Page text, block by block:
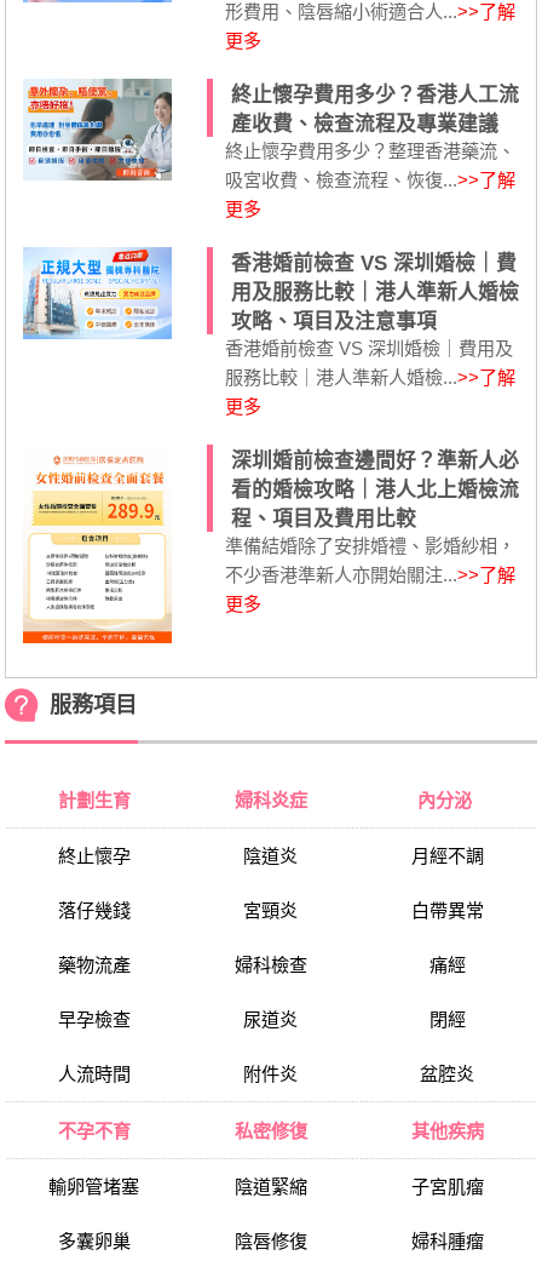
形費用、陰唇縮小術適合人...>>了解
更多
終止懷孕費用多少？香港人工流
產收費、檢查流程及專業建議
終止懷孕費用多少？整理香港藥流、
吸宮收費、檢查流程、恢復...>>了解
更多
香港婚前檢查 VS 深圳婚檢｜費
用及服務比較｜港人準新人婚檢
攻略、項目及注意事項
香港婚前檢查 VS 深圳婚檢｜費用及
服務比較｜港人準新人婚檢...>>了解
更多
深圳婚前檢查邊間好？準新人必
看的婚檢攻略｜港人北上婚檢流
程、項目及費用比較
準備結婚除了安排婚禮、影婚紗相，
不少香港準新人亦開始關注...>>了解
更多
服務項目
計劃生育
終止懷孕
落仔幾錢
藥物流產
早孕檢查
人流時間
婦科炎症
陰道炎
宮頸炎
婦科檢查
尿道炎
附件炎
內分泌
月經不調
白帶異常
痛經
閉經
盆腔炎
不孕不育
輸卵管堵塞
多囊卵巢
私密修復
陰道緊縮
陰唇修復
其他疾病
子宮肌瘤
婦科腫瘤